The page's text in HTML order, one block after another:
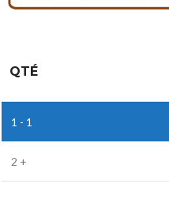
QTÉ
1 - 1
2 +